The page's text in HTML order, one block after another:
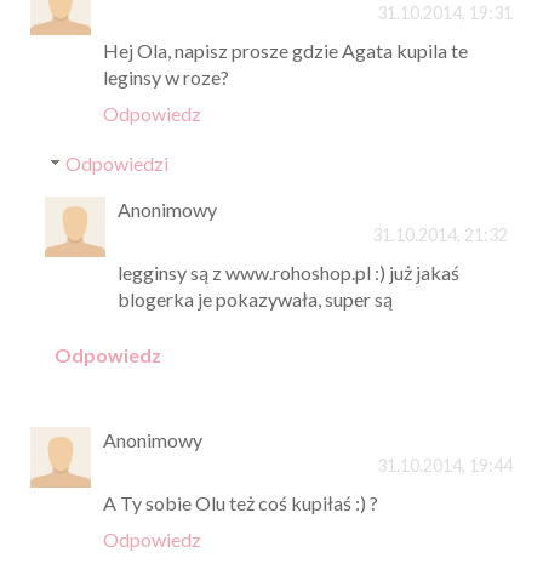
31.10.2014, 19:31
Hej Ola, napisz prosze gdzie Agata kupila te
leginsy w roze?
Odpowiedz
Odpowiedzi
Anonimowy
31.10.2014, 21:32
legginsy są z www.rohoshop.pl :) już jakaś
blogerka je pokazywała, super są
Odpowiedz
Anonimowy
31.10.2014, 19:44
A Ty sobie Olu też coś kupiłaś :) ?
Odpowiedz